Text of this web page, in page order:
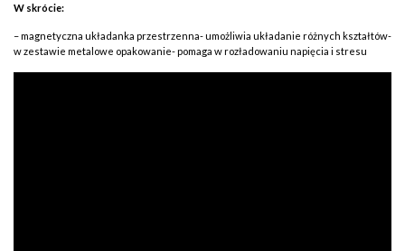
W skrócie:
– magnetyczna układanka przestrzenna- umożliwia układanie różnych kształtów-
w zestawie metalowe opakowanie- pomaga w rozładowaniu napięcia i stresu